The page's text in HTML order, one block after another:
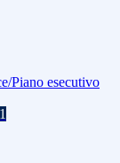
Piano esecutivo
1